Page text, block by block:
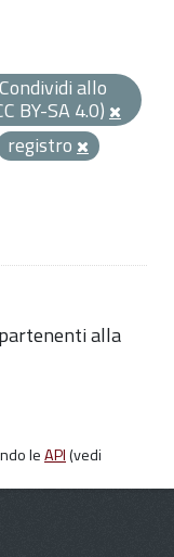
allo
BY-SA 4.0)
registro
alla
leAPI(vedi